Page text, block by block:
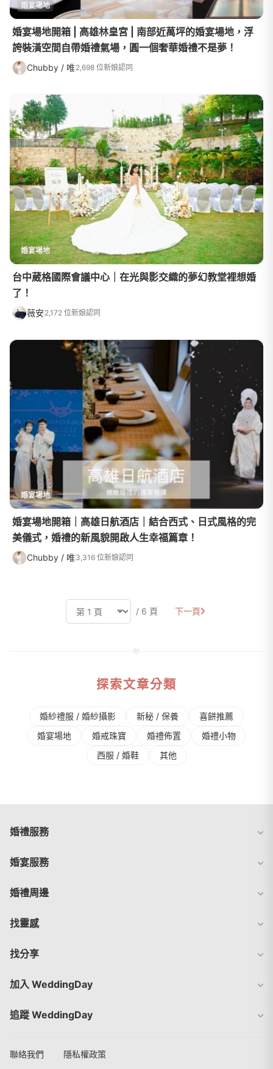
婚宴場地
婚宴場地開箱 | 高雄林皇宮 | 南部近萬坪的婚宴場地，浮
誇裝潢空間自帶婚禮氣場，圓一個奢華婚禮不是夢！
Chubby / 唯 2,698 位新娘認同
婚宴場地
台中葳格國際會議中心｜在光與影交織的夢幻教堂裡想婚
了！
薇安 2,172 位新娘認同
婚宴場地
婚宴場地開箱｜高雄日航酒店｜結合西式、日式風格的完
美儀式，婚禮的新風貌開啟人生幸福篇章！
Chubby / 唯 3,316 位新娘認同
/ 6 頁 下一頁
探索文章分類
婚紗禮服 / 婚紗攝影 新秘 / 保養
喜餅推薦
婚宴場地
婚戒珠寶 婚禮佈置
婚禮⼩物
⻄服 / 婚鞋
其他
婚禮服務
婚宴服務
婚禮周邊
找靈感
找分享
加入 WeddingDay
追蹤 WeddingDay
聯絡我們 隱私權政策